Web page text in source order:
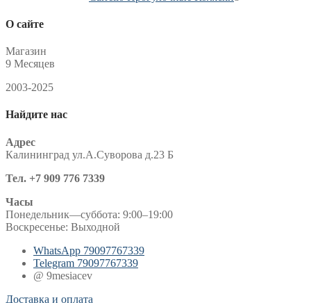
О сайте
Магазин
9 Месяцев
2003-2025
Найдите нас
Адрес
Калининград ул.А.Суворова д.23 Б
Тел. +7 909 776 7339
Часы
Понедельник—суббота: 9:00–19:00
Воскресенье: Выходной
WhatsApp 79097767339
Telegram 79097767339
@ 9mesiacev
Доставка и оплата